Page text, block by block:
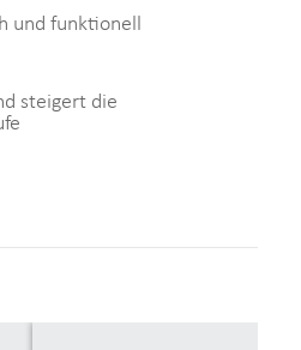
und funktionell
steigert die